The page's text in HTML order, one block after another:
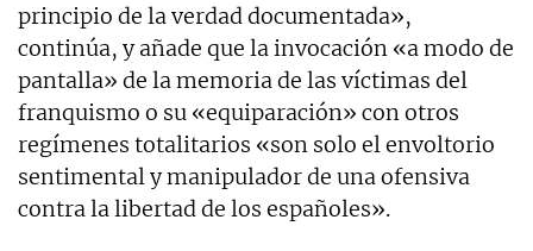
principio de la verdad documentada»,
continúa, y añade que la invocación «a modo de
pantalla» de la memoria de las víctimas del
franquismo o su «equiparación» con otros
regímenes totalitarios «son solo el envoltorio
sentimental y manipulador de una ofensiva
contra la libertad de los españoles».